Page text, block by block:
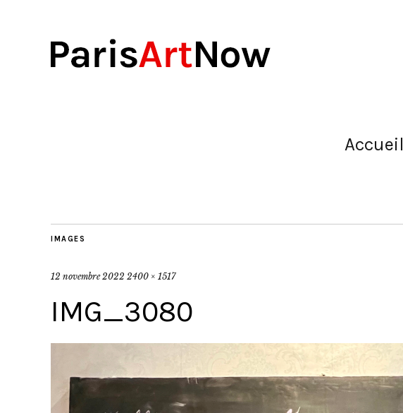
Accueil
IMAGES
12 novembre 2022 2400 × 1517
IMG_3080